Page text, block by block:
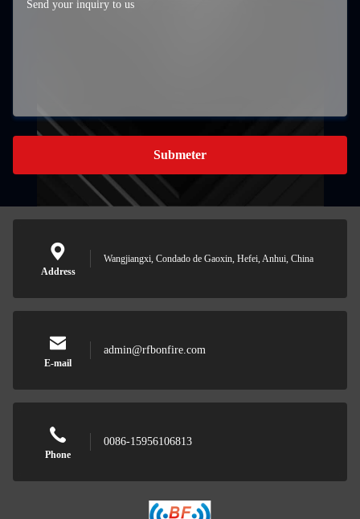
Submeter
Address
Wangjiangxi, Condado de Gaoxin, Hefei, Anhui, China
E-mail
admin@rfbonfire.com
Phone
0086-15956106813